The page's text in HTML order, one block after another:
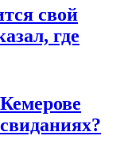
свой
где